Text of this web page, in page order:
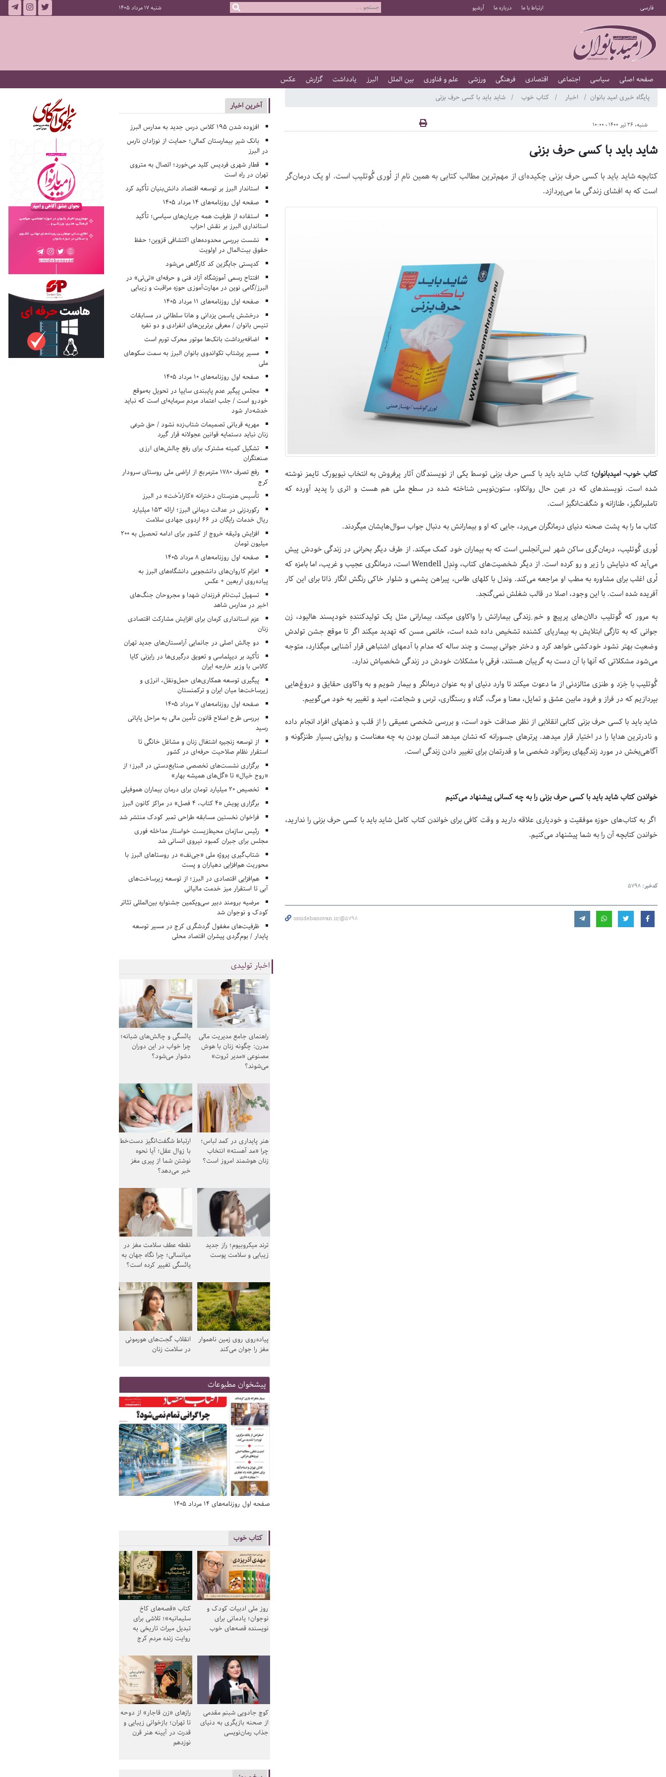
فارسی ارتباط با ما درباره ما آرشیو شنبه 17 مرداد 1405
صفحه اصلی سیاسی اجتماعی اقتصادی فرهنگی ورزشی علم و فناوری بین الملل البرز یادداشت گزارش عکس
پایگاه خبری امید بانوان اخبار کتاب خوب شاید باید با کسی حرف بزنی
شنبه، 26 تیر 1400 - 10:00
شاید باید با کسی حرف بزنی
کتابچه شاید باید با کسی حرف بزنی چکیده‌ای از مهم‌ترین مطالب کتابی به همین نام از لُوری گُوتلیب است. او یک درمان‌گر
است که به افشای زندگی ما می‌پردازد.
کتاب خوب- امیدبانوان؛ کتاب شاید باید با کسی حرف بزنی توسط یکی از نویسندگان آثار پرفروش به انتخاب نیویورک تایمز نوشته
شده است. نویسنده‎ای که در عین حال روانکاو، ستون‌نویس شناخته شده در سطح ملی هم هست و اثری را پدید آورده که
تامل‎برانگیز، طنازانه و شگفت‌انگیز است.
کتاب ما را به پشت صحنه دنیای درمانگران می‌برد، جایی که او و بیمارانش به دنبال جواب سوال‌هایشان می‎گردند.
لُوری گُوتلیب، درمان‌گری ساکن شهر لس‌آنجلس است که به بیماران خود کمک می‎کند. از طرف دیگر بحرانی در زندگی خودش پیش
می‌آید که دنیایش را زیر و رو کرده است. از دیگر شخصیت‌های کتاب، وِندِل Wendell است، درمانگری عجیب و غریب، اما بامزه که
لُری اغلب برای مشاوره به مطب او مراجعه می‌‎کند. وندل با کله‎ای طاس، پیراهن پشمی و شلوار خاکی رنگش انگار ذاتا برای این کار
آفریده شده است. با این وجود، اصلا در قالب شغلش نمی‌گنجد.
به مرور که گُوتلیب دالان‌های پرپیچ و خم ِزندگی بیمارانش را واکاوی می‎کند، بیمارانی مثل یک تولیدکنندهِ خودپسند هالیود، زن
جوانی که به تازگی ابتلایش به بیماری‎ای کشنده تشخیص داده شده است، خانمی مسن که تهدید می‎کند اگر تا موقع جشن تولدش
وضعیت بهتر نشود خودکشی خواهد کرد و دختر جوانی بیست و چند ساله که مدام با آدمهای اشتباهی قرار آشنایی می‎گذارد، متوجه
می‌شود مشکلاتی که آنها با آن دست به گریبان هستند، فرقی با مشکلات خودش در زندگی شخصی‎اش ندارد.
گُوتلیب با خِرَد و طنزی مثال‎زدنی از ما دعوت می‎کند تا وارد دنیای او به عنوان درمانگر و بیمار شویم و به واکاوی حقایق و دروغ‌هایی
بپردازیم که در فراز و فرود مابین عشق و تمایل، معنا و مرگ، گناه و رستگاری، ترس و شجاعت، امید و تغییر به خود می‌گوییم.
شاید باید با کسی حرف بزنی کتابی انقلابی از نظر صداقت خود است، و بررسی شخصی عمیقی را از قلب و ذهن‎های افراد انجام داده
و نادرترین هدایا را در اختیار قرار می‎دهد. پرتره‎ای جسورانه که نشان می‎دهد انسان بودن به چه معناست و روایتی بسیار طنزگونه و
آگاهی‌بخش در مورد زندگی‎های رمزآلود شخصی ما و قدرتمان برای تغییر دادن زندگی است.
خواندن کتاب شاید باید با کسی حرف بزنی را به چه کسانی پیشنهاد می‌کنیم
اگر به کتاب‌های حوزه موفقیت و خودیاری علاقه دارید و وقت کافی برای خواندن کتاب کامل شاید باید با کسی حرف بزنی را ندارید،
خواندن کتابچه آن را به شما پیشنهاد می‌کنیم.
کدخبر: 5798
omidebanovan.ir/@5798
آخرین اخبار
افزوده شدن ۱۹۵ کلاس درس جدید به مدارس البرز
بانک شیر بیمارستان کمالی؛ حمایت از نوزادان نارس
در البرز
قطار شهری فردیس کلید می‌خورد؛ اتصال به متروی
تهران در راه است
استاندار البرز بر توسعه اقتصاد دانش‌بنیان تأکید کرد
صفحه اول روزنامه‌های 14 مرداد 1405
استفاده از ظرفیت همه جریان‌های سیاسی؛ تأکید
استانداری البرز بر نقش احزاب
نشست بررسی محدوده‌های اکتشافی قزوین؛ حفظ
حقوق بیت‌المال در اولویت
کدپستی جایگزین کد کارگاهی می‌شود
افتتاح رسمی آموزشگاه آزاد فنی و حرفه‌ای «تی‌تی» در
البرز/گامی نوین در مهارت‌آموزی حوزه مراقبت و زیبایی
صفحه اول روزنامه‌های 11 مرداد 1405
درخشش یاسمن یزدانی و هانا سلطانی در مسابقات
تنیس بانوان / معرفی برترین‌های انفرادی و دو نفره
اضافه‌برداشت بانک‌ها موتور محرک تورم است
مسیر پرشتاب تکواندوی بانوان البرز به سمت سکوهای
ملی
صفحه اول روزنامه‌های 10 مرداد 1405
مجلس پیگیر عدم پایبندی سایپا در تحویل به‌موقع
خودرو است / جلب اعتماد مردم سرمایه‌ای است که نباید
خدشه‌دار شود
مهریه قربانی تصمیمات شتاب‌زده نشود / حق شرعی
زنان نباید دستمایه قوانین عجولانه قرار گیرد
تشکیل کمیته مشترک برای رفع چالش‌های ارزی
صنعتگران
رفع تصرف ۱۷۸۰ مترمربع از اراضی ملی روستای سرودار
کرج
تأسیس هنرستان دخترانه «کارادُخت» در البرز
رکوردزنی در عدالت درمانی البرز؛ ارائه ۱۵۳ میلیارد
ریال خدمات رایگان در ۶۶ اردوی جهادی سلامت
افزایش وثیقه خروج از کشور برای ادامه تحصیل به ۲۰۰
میلیون تومان
صفحه اول روزنامه‌های 8 مرداد 1405
اعزام کاروان‌های دانشجویی دانشگاه‌های البرز به
پیاده‌روی اربعین + عکس
تسهیل ثبت‌نام فرزندان شهدا و مجروحان جنگ‌های
اخیر در مدارس شاهد
عزم استانداری کرمان برای افزایش مشارکت اقتصادی
زنان
دو چالش اصلی در جانمایی آرامستان‌های جدید تهران
تأکید بر دیپلماسی و تعویق درگیری‌ها در رایزنی کایا
کالاس با وزیر خارجه ایران
پیگیری توسعه همکاری‌های حمل‌ونقل، انرژی و
زیرساخت‌ها میان ایران و ترکمنستان
صفحه اول روزنامه‌های 7 مرداد 1405
بررسی طرح اصلاح قانون تأمین مالی به مراحل پایانی
رسید
از توسعه زنجیره اشتغال زنان و مشاغل خانگی تا
استقرار نظام صلاحیت حرفه‌ای در کشور
برگزاری نشست‌های تخصصی صنایع‌دستی در البرز؛ از
«روح خیال» تا «گل‌های همیشه بهار»
تخصیص ۲۰ میلیارد تومان برای درمان بیماران هموفیلی
برگزاری پویش «۴ کتاب، ۴ فصل» در مراکز کانون البرز
فراخوان نخستین مسابقه طراحی تمبر کودک منتشر شد
رئیس سازمان محیط‌زیست خواستار مداخله فوری
مجلس برای جبران کمبود نیروی انسانی شد
شتاب‌گیری پروژه ملی «جی‌نف» در روستاهای البرز با
محوریت هم‌افزایی دهیاران و پست
هم‌افزایی اقتصادی در البرز؛ از توسعه زیرساخت‌های
آبی تا استقرار میز خدمت مالیاتی
مرضیه برومند دبیر سی‌ویکمین جشنواره بین‌المللی تئاتر
کودک و نوجوان شد
ظرفیت‌های مغفول گردشگری کرج در مسیر توسعه
پایدار / بوم‌گردی پیشران اقتصاد محلی
اخبار تولیدی
راهنمای جامع مدیریت مالی
مدرن: چگونه زنان با هوش
مصنوعی «مدیر ثروت»
می‌شوند؟
یائسگی و چالش‌های شبانه؛
چرا خواب در این دوران
دشوار می‌شود؟
هنر پایداری در کمد لباس؛
چرا «مد آهسته» انتخاب
زنان هوشمند امروز است؟
ارتباط شگفت‌انگیز دست‌خط
با زوال عقل؛ آیا نحوه
نوشتن شما از پیری مغز
خبر می‌دهد؟
ترند میکروبیوم؛ راز جدید
زیبایی و سلامت پوست
نقطه عطف سلامت مغز در
میانسالی؛ چرا نگاه جهان به
یائسگی تغییر کرده است؟
پیاده‌روی روی زمین ناهموار
مغز را جوان می‌کند
انقلاب گجت‌های هورمونی
در سلامت زنان
پیشخوان مطبوعات
صفحه اول روزنامه‌های 14 مرداد 1405
کتاب خوب
روز ملی ادبیات کودک و
نوجوان؛ یادمانی برای
نویسنده قصه‌های خوب
کتاب «قصه‌های کاخ
سلیمانیه»؛ تلاشی برای
تبدیل میراث تاریخی به
روایت زنده مردم کرج
کوچ جادویی شبنم مقدمی
از صحنه بازیگری به دنیای
جذاب رمان‌نویسی
رازهای «زن قاجار» از دوحه
تا تهران؛ بازخوانی زیبایی و
قدرت در آیینه هنر قرن
نوزدهم